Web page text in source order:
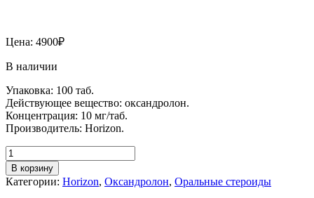
Цена: 4900₽
В наличии
Упаковка: 100 таб.
Действующее вещество: оксандролон.
Концентрация: 10 мг/таб.
Производитель: Horizon.
В корзину
Категории: Horizon, Оксандролон, Оральные стероиды